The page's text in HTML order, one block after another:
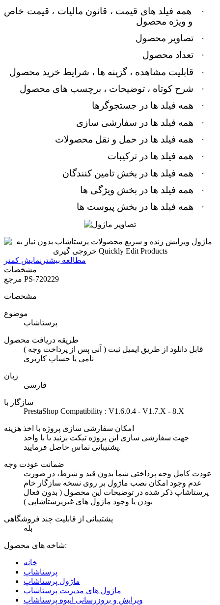
·
همه فیلد های قیمت ، قانون مالیات ، قیمت خاص
و ویژه محصول
·
تصاویر محصول
·
تعداد محصول
·
قابلیت مشاهده ، گزینه ها ، شرایط خرید محصول
·
شرح کوتاه ، توضیحات ، برچسب های محصول
·
همه فیلد ها در جستجوگرها
·
همه فیلد ها در سفارشی سازی
·
همه فیلد ها در حمل و نقل محصولات
·
همه فیلد ها در ترکیبات
·
همه فیلد ها در بخش تامین کنندگان
·
همه فیلد ها در بخش ویژگی ها
·
همه فیلد ها در بخش پیوست ها
مطالعه بیشتر نمایش کمتر
مشخصات
PS-720229
مشخصات
موضوع
پرستاشاپ
طریقه دریافت محصول
( آنی پس از پرداخت وجه ) قابل دانلود از طریق ایمیل ثبت
نامی یا حساب کاربری
زبان
فارسی
سازگار با
PrestaShop Compatibility : V1.6.0.4 - V1.7.X - 8.X
امکان سفارشی سازی پروژه با اخذ هزینه
جهت سفارشی سازی این پروژه تیکت بزنید یا با واحد
پشتیبانی تماس حاصل فرمایید.
ضمانت عودت وجه
عودت کامل وجه پرداختی شما بدون قید و شرط، در صورت
عدم وجود امکان نصب ماژول بر روی نسخه سازگار خام
پرستاشاپ ذکر شده در توضیحات این محصول ( بدون فعال
بودن یا وجود ماژول های غیرپرستاشاپی )
پشتیبانی از قابلیت چند فروشگاهی
بله
شاخه های محصول:
خانه
پرستاشاپ
ماژول پرستاشاپ
ماژول های مدیریت پرستاشاپ
ویرایش و بروزرسانی انبوه پرستاشاپ